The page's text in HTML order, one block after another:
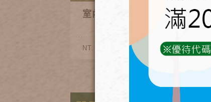
室內回水植栽箱組合
NT. 600~2,480